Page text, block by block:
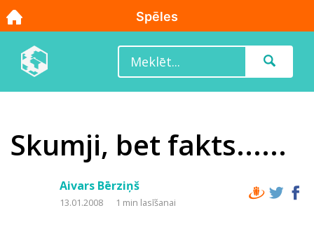
Skumji, bet fakts......
Aivars Bērziņš
13.01.2008 1 min lasīšanai